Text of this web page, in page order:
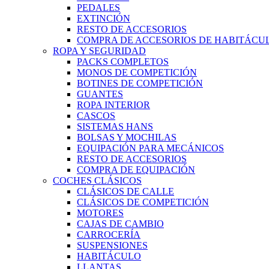
PEDALES
EXTINCIÓN
RESTO DE ACCESORIOS
COMPRA DE ACCESORIOS DE
ROPA Y SEGURIDAD
PACKS COMPLETOS
MONOS DE COMPETICIÓN
BOTINES DE COMPETICIÓN
GUANTES
ROPA INTERIOR
CASCOS
SISTEMAS HANS
BOLSAS Y MOCHILAS
EQUIPACIÓN PARA MECÁNICOS
RESTO DE ACCESORIOS
COMPRA DE EQUIPACIÓN
COCHES CLÁSICOS
CLÁSICOS DE CALLE
CLÁSICOS DE COMPETICIÓN
MOTORES
CAJAS DE CAMBIO
CARROCERÍA
SUSPENSIONES
HABITÁCULO
LLANTAS